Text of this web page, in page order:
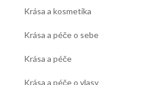
Krása a kosmetika
Krása a péče o sebe
Krása a péče
Krása a péče o vlasy